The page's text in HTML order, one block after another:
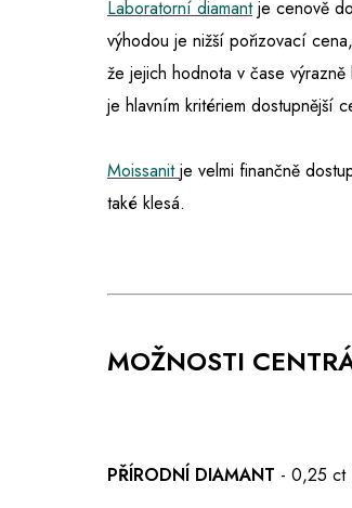
Laboratorní diamantje cenově
výhodou je nižší pořizovací
že jejich hodnota v čase
je hlavním kritériem dostupnější
Moissanitje velmi finančně
také klesá.
MOŽNOSTI
PŘÍRODNÍ DIAMANT - 0,25 ct